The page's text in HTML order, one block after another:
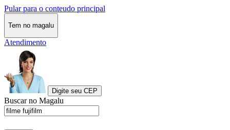
Pular para o conteudo principal
Tem no magalu
Atendimento
Digite seu CEP
Buscar no Magalu